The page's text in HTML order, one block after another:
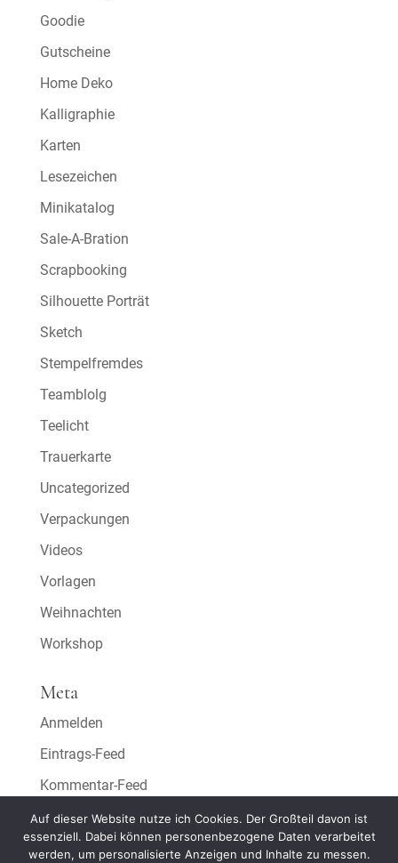
Goodie
Gutscheine
Home Deko
Kalligraphie
Karten
Lesezeichen
Minikatalog
Sale-A-Bration
Scrapbooking
Silhouette Porträt
Sketch
Stempelfremdes
Teamblolg
Teelicht
Trauerkarte
Uncategorized
Verpackungen
Videos
Vorlagen
Weihnachten
Workshop
Meta
Anmelden
Eintrags-Feed
Kommentar-Feed
WordPress.org
Auf dieser Website nutze ich Cookies. Der Großteil davon ist
essenziell. Dabei können personenbezogene Daten verarbeitet
werden, um personalisierte Anzeigen und Inhalte zu messen.